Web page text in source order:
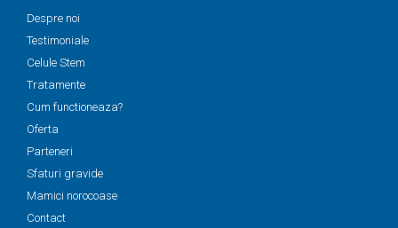
Despre noi
Testimoniale
Celule Stem
Tratamente
Cum functioneaza?
Oferta
Parteneri
Sfaturi gravide
Mamici norocoase
Contact